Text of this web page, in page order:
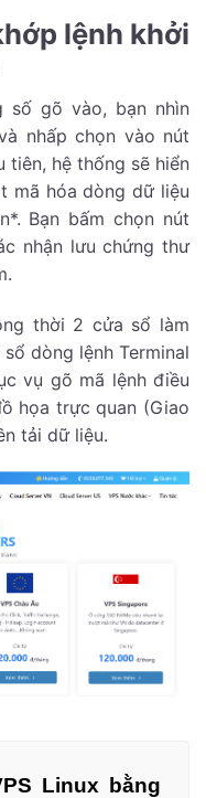
lệnh khởi
số gõ vào, bạn nhìn
nhấp chọn vào nút
tiên, hệ thống sẽ hiển
mã hóa dòng dữ liệu
Bạn bấm chọn nút
nhận lưu chứng thư
thời 2 cửa sổ làm
dòng lệnh Terminal
vụ gõ mã lệnh điều
họa trực quan (Giao
tải dữ liệu.
Linux bằng